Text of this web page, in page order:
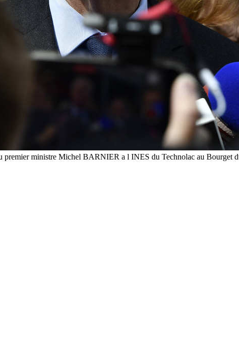
premier ministre Michel BARNIER a l INES du Technolac au